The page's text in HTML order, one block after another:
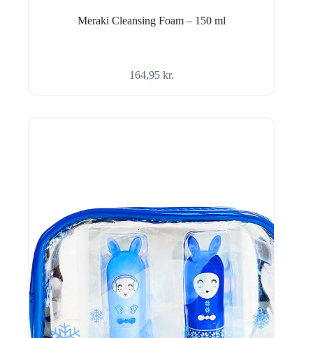
Meraki Cleansing Foam – 150 ml
164,95kr.